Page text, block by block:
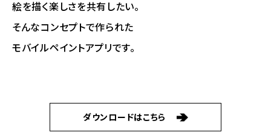
絵を描く楽しさを共有したい。
そんなコンセプトで作られた
モバイルペイントアプリです。
ダウンロードはこちら